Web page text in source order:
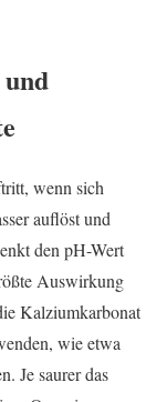
wenn sich
auflöst und
den pH-Wert
Auswirkung
Kalziumkarbonat
wie etwa
Je saurer das